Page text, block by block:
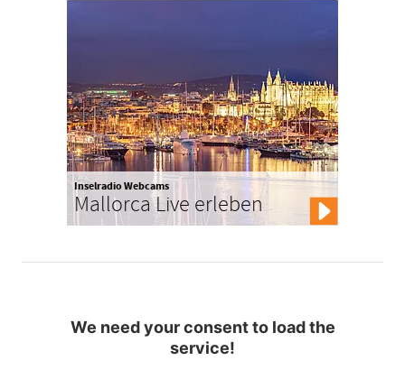
Inselradio Webcams
Mallorca Live erleben
We need your consent to load the
service!